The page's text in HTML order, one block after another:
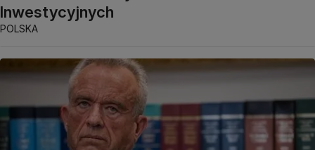
Inwestycyjnych
POLSKA